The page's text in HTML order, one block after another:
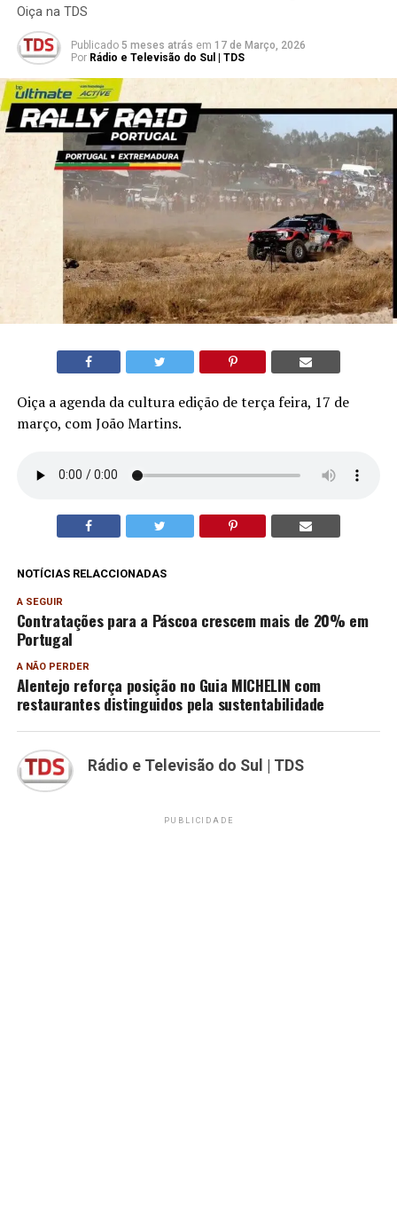
Oiça na TDS
Publicado 5 meses atrás em 17 de Março, 2026
Por Rádio e Televisão do Sul | TDS
Oiça a agenda da cultura edição de terça feira, 17 de
março, com João Martins.
NOTÍCIAS RELACCIONADAS
A SEGUIR
Contratações para a Páscoa crescem mais de 20% em
Portugal
A NÃO PERDER
Alentejo reforça posição no Guia MICHELIN com
restaurantes distinguidos pela sustentabilidade
Rádio e Televisão do Sul | TDS
PUBLICIDADE